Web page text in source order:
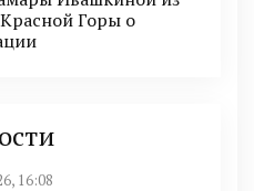
Горы о
16:08